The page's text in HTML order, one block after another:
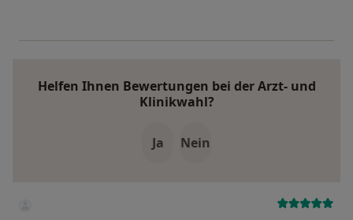
Helfen Ihnen Bewertungen bei der Arzt- und
Klinikwahl?
Ja Nein